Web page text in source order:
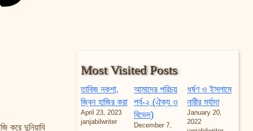
করে দুনিয়াবি
Most Visited Posts
তাবিজ নকশা,
জ্বিন হাজির করা
April 23, 2023
janjabilwriter
আমাদের পরিচয়
পর্ব-২ (ঐক্য ও
বিভেদ)
December 7,
ধর্ষণ ও ইসলামে
নারীর মর্যাদা
January 20,
2022